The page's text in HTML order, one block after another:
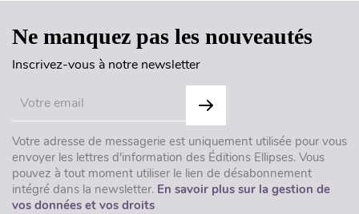
Ne manquez pas les nouveautés
Inscrivez-vous à notre newsletter
Votre adresse de messagerie est uniquement utilisée pour vous
envoyer les lettres d'information des Éditions Ellipses. Vous
pouvez à tout moment utiliser le lien de désabonnement
intégré dans la newsletter. En savoir plus sur la gestion de
vos données et vos droits